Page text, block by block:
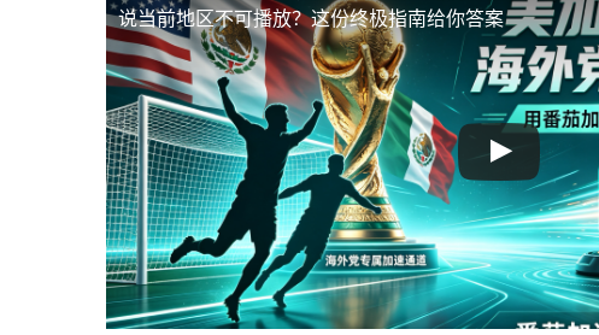
说当前地区不可播放？这份终极指南给你答案